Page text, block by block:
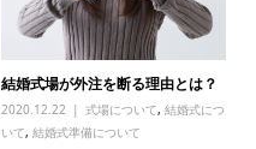
結婚式場が外注を断る理由とは？
2020.12.22 式場について,結婚式につ
いて,結婚式準備について